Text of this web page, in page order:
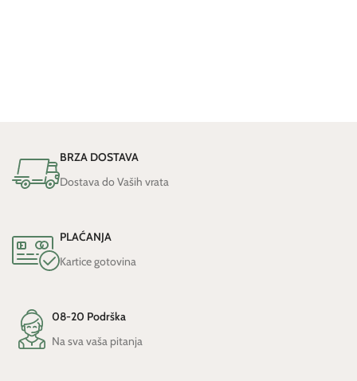
BRZA DOSTAVA
Dostava do Vaših vrata
PLAĆANJA
Kartice gotovina
08-20 Podrška
Na sva vaša pitanja